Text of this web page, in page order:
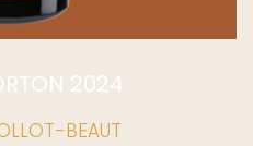
2024
BEAUT